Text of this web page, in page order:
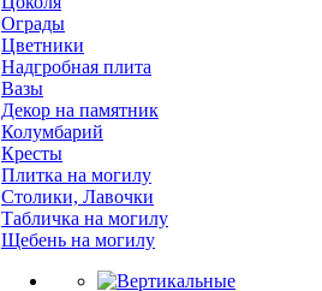
Ограды
Цветники
Надгробная плита
Вазы
Декор на памятник
Колумбарий
Кресты
Плитка на могилу
Столики, Лавочки
Табличка на могилу
Щебень на могилу